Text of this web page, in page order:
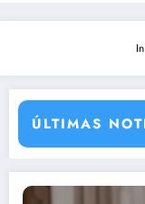
ÚLTIMAS
Hora de La 1’ y